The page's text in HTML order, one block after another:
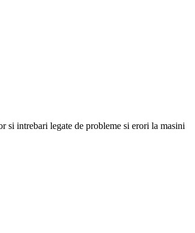
intrebari legate de probleme si erori la masini